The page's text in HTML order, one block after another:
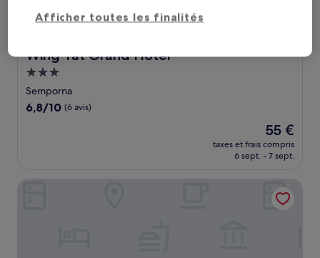
Wing Tat Grand Hotel
Wing Tat Grand Hotel
Hébergement
3.0 étoiles
Semporna
6.8
6,8/10 (6 avis)
Le
nouveau
prix
de
55 €
55 €
taxes et frais compris
6 sept. - 7 sept.
Afficher toutes les finalités